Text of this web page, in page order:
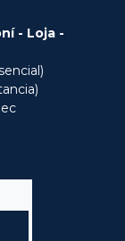
- Loja -